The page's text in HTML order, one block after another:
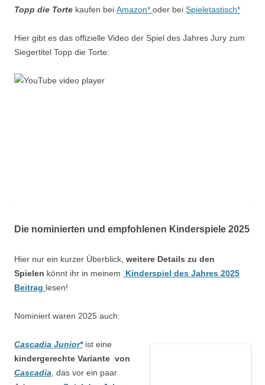
Topp die Torte kaufen bei Amazon* oder bei Spieletastisch*
Hier gibt es das offizielle Video der Spiel des Jahres Jury zum
Siegertitel Topp die Torte:
Die nominierten und empfohlenen Kinderspiele 2025
Hier nur ein kurzer Überblick, weitere Details zu den
Spielen könnt ihr in meinem
Kinderspiel des Jahres 2025
Beitrag lesen!
Nominiert waren 2025 auch:
Cascadia Junior*ist eine
kindergerechte Variante von
Cascadia , das vor ein paar